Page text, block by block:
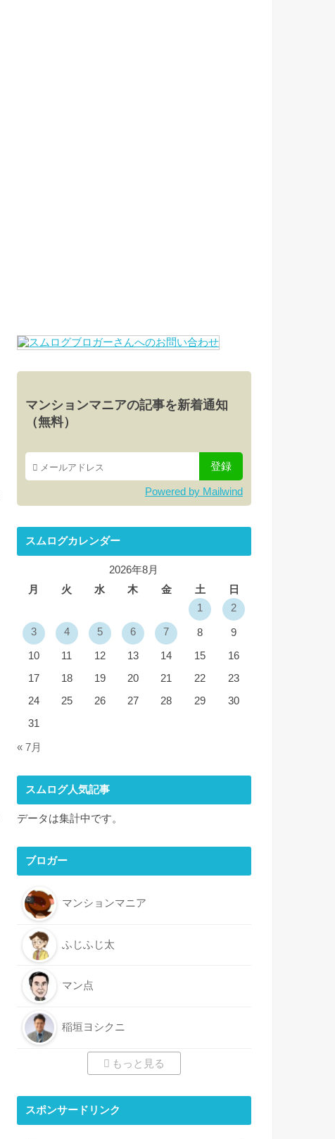
マンションマニアの記事を新着通知
（無料）
Powered by Mailwind
スムログカレンダー
2026年8月
月
火 水 木 金 土
日
1
2
3 4 5 6 7 8 9
10 11 12 13 14 15
16
17
18 19 20 21 22
23
24
25 26 27 28 29
30
31
« 7月
スムログ人気記事
データは集計中です。
ブロガー
マンションマニア
ふじふじ太
マン点
稲垣ヨシクニ
もっと見る
スポンサードリンク